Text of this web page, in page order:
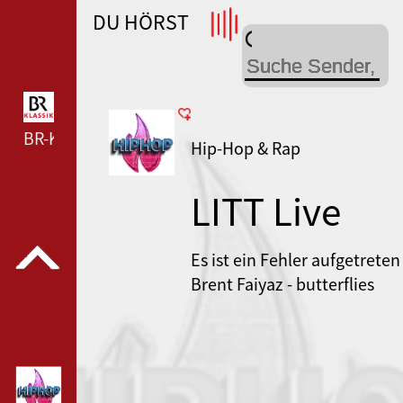
WDR 4 --- WDR 4 ---
BR-KLASSIK --- BR-KLASSIK ---
DU HÖRST
Hip-Hop & Rap
LITT Live
Hip-Hop
Es ist ein Fehler aufgetreten
Brent Faiyaz - butterflies